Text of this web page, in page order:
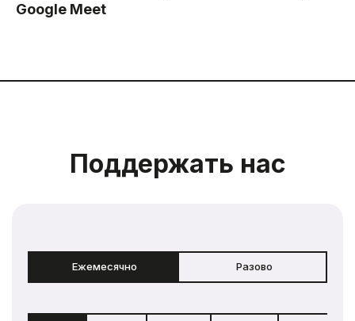
Google Meet
Поддержать нас
Ежемесячно Разово